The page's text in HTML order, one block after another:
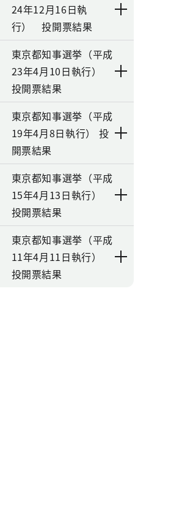
24年12月16日執
行） 投開票結果
東京都知事選挙（平成
23年4月10日執行）
投開票結果
東京都知事選挙（平成
19年4月8日執行） 投
開票結果
東京都知事選挙（平成
15年4月13日執行）
投開票結果
東京都知事選挙（平成
11年4月11日執行）
投開票結果